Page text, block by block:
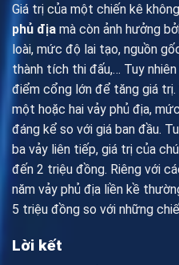
Giá trị của một chiến kê
phủ địa mà còn ảnh hưởng
loài, mức độ lai tạo, nguồn
thành tích thi đấu,… Tuy
điểm cổng lớn để tăng giá
một hoặc hai vảy phủ địa,
đáng kể so với giá ban đầu.
ba vảy liên tiếp, giá trị của
đến 2 triệu đồng. Riêng với
năm vảy phủ địa liền kề
5 triệu đồng so với những
Lời kết